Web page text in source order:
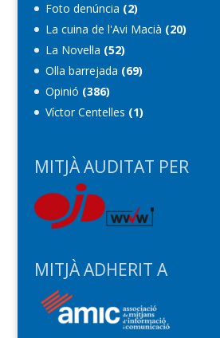
Foto denúncia (2)
La cuina de l'Avi Macià (20)
La Novel·la (52)
Olla barrejada (69)
Opinió (386)
Víctor Centelles (1)
MITJÀ AUDITAT PER
MITJÀ ADHERIT A